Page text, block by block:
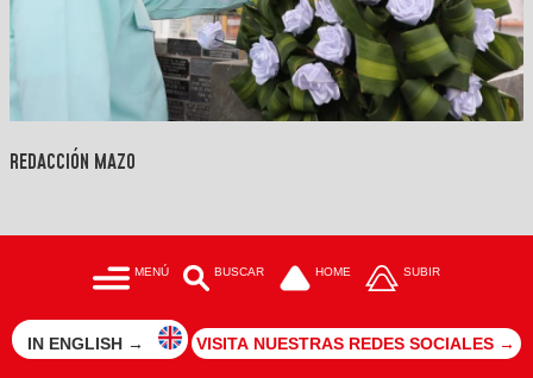
REDACCIÓN MAZO
MENÚ BUSCAR HOME SUBIR
IN ENGLISH → VISITA NUESTRAS REDES SOCIALES →